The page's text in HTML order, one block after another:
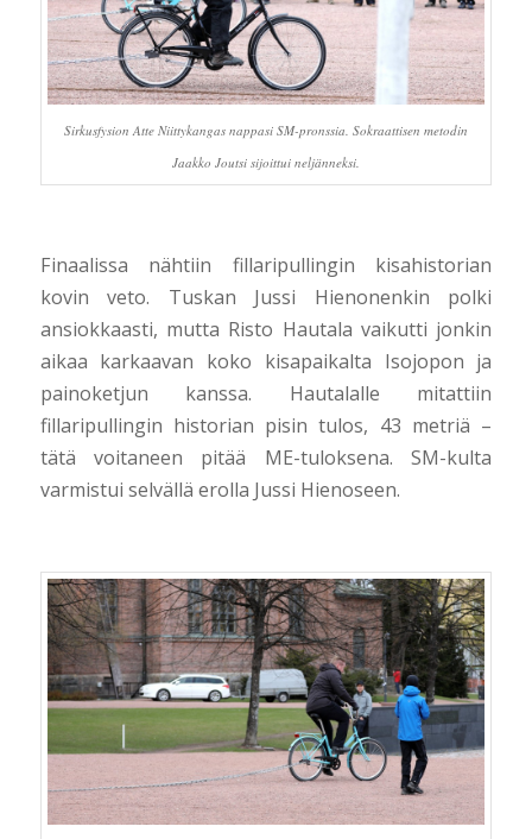
Sirkusfysion Atte Niittykangas nappasi SM-pronssia. Sokraattisen metodin
Jaakko Joutsi sijoittui neljänneksi.
Finaalissa nähtiin fillaripullingin kisahistorian
kovin veto. Tuskan Jussi Hienonenkin polki
ansiokkaasti, mutta Risto Hautala vaikutti jonkin
aikaa karkaavan koko kisapaikalta Isojopon ja
painoketjun kanssa. Hautalalle mitattiin
fillaripullingin historian pisin tulos, 43 metriä –
tätä voitaneen pitää ME-tuloksena. SM-kulta
varmistui selvällä erolla Jussi Hienoseen.